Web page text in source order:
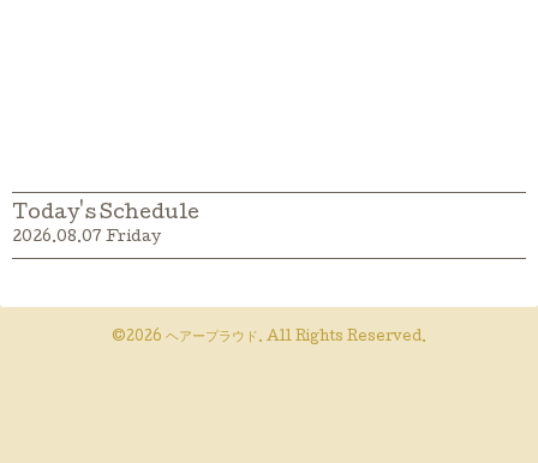
Today's Schedule
2026.08.07 Friday
©2026 ヘアープラウド . All Rights Reserved.